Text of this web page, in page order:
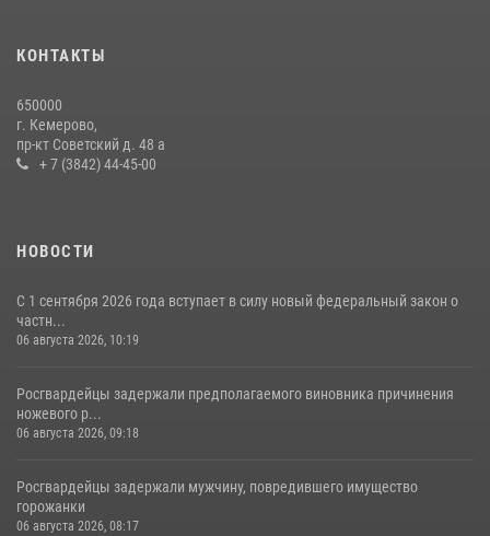
20 июля 2026, 08:52
гипермаркета товары на 13 тысяч рублей (ВИДЕО)
16 июля 2026, 06:43
КОНТАКТЫ
650000
г. Кемерово,
пр-кт Советский д. 48 а
+ 7 (3842) 44-45-00
НОВОСТИ
С 1 сентября 2026 года вступает в силу новый федеральный закон о
частн...
06 августа 2026, 10:19
Росгвардейцы задержали предполагаемого виновника причинения
ножевого р...
06 августа 2026, 09:18
Росгвардейцы задержали мужчину, повредившего имущество
горожанки
06 августа 2026, 08:17